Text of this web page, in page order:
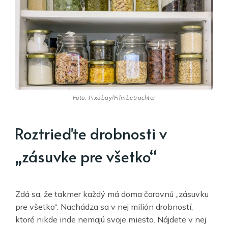
Foto: Pixabay/Filmbetrachter
Roztrieďte drobnosti v
„zásuvke pre všetko“
Zdá sa, že takmer každý má doma čarovnú „zásuvku
pre všetko“. Nachádza sa v nej milión drobností,
ktoré nikde inde nemajú svoje miesto. Nájdete v nej